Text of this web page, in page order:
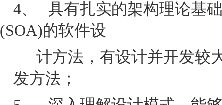
4、
具有扎实的架构理论基
(SOA)的软件设
计方法，有设计并开发较
发方法；